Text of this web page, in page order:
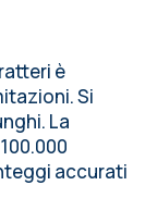
è
Si
La
accurati